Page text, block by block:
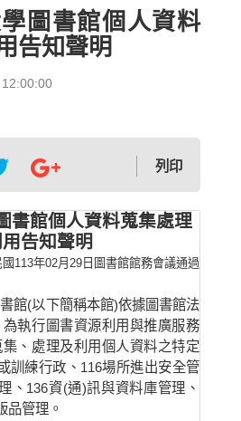
圖書館個人資料
告知聲明
列印
書館個人資料蒐集處理
告知聲明
國113年02月29日圖書館館務會議通過
館(以下簡稱本館)依據圖書館法
執行圖書資源利用與推廣服務
、處理及利用個人資料之特定
訓練行政、116場所進出安全管
、136資(通)訊與資料庫管理、
品管理。